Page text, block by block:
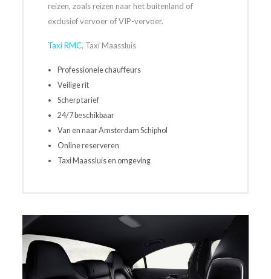
reizen, zoals reizen naar het buitenland of
exclusief vervoer of VIP-vervoer.
Taxi RMC, Taxi Maassluis
Professionele chauffeurs
Veilige rit
Scherp tarief
24/7 beschikbaar
Van en naar Amsterdam Schiphol
Online reserveren
Taxi Maassluis en omgeving